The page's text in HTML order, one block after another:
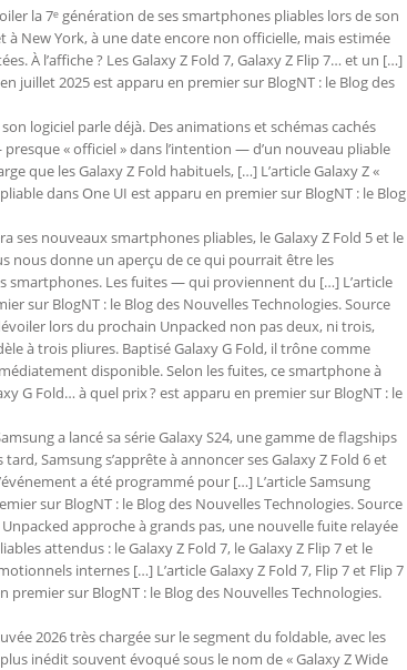
la 7ᵉ génération de ses smartphones pliables lors de son
New York, à une date encore non officielle, mais estimée
À l’affiche ? Les Galaxy Z Fold 7, Galaxy Z Flip 7… et un […]
juillet 2025 est apparu en premier sur BlogNT : le Blog des
logiciel parle déjà. Des animations et schémas cachés
« officiel » dans l’intention — d’un nouveau pliable
que les Galaxy Z Fold habituels, […] L’article Galaxy Z «
dans One UI est apparu en premier sur BlogNT : le Blog
ses nouveaux smartphones pliables, le Galaxy Z Fold 5 et le
nous donne un aperçu de ce qui pourrait être les
smartphones. Les fuites — qui proviennent du […] L’article
sur BlogNT : le Blog des Nouvelles Technologies. Source
lors du prochain Unpacked non pas deux, ni trois,
à trois pliures. Baptisé Galaxy G Fold, il trône comme
disponible. Selon les fuites, ce smartphone à
G Fold… à quel prix ? est apparu en premier sur BlogNT : le
a lancé sa série Galaxy S24, une gamme de flagships
Samsung s’apprête à annoncer ses Galaxy Z Fold 6 et
a été programmé pour […] L’article Samsung
sur BlogNT : le Blog des Nouvelles Technologies. Source
approche à grands pas, une nouvelle fuite relayée
attendus : le Galaxy Z Fold 7, le Galaxy Z Flip 7 et le
internes […] L’article Galaxy Z Fold 7, Flip 7 et Flip 7
sur BlogNT : le Blog des Nouvelles Technologies.
2026 très chargée sur le segment du foldable, avec les
inédit souvent évoqué sous le nom de « Galaxy Z Wide